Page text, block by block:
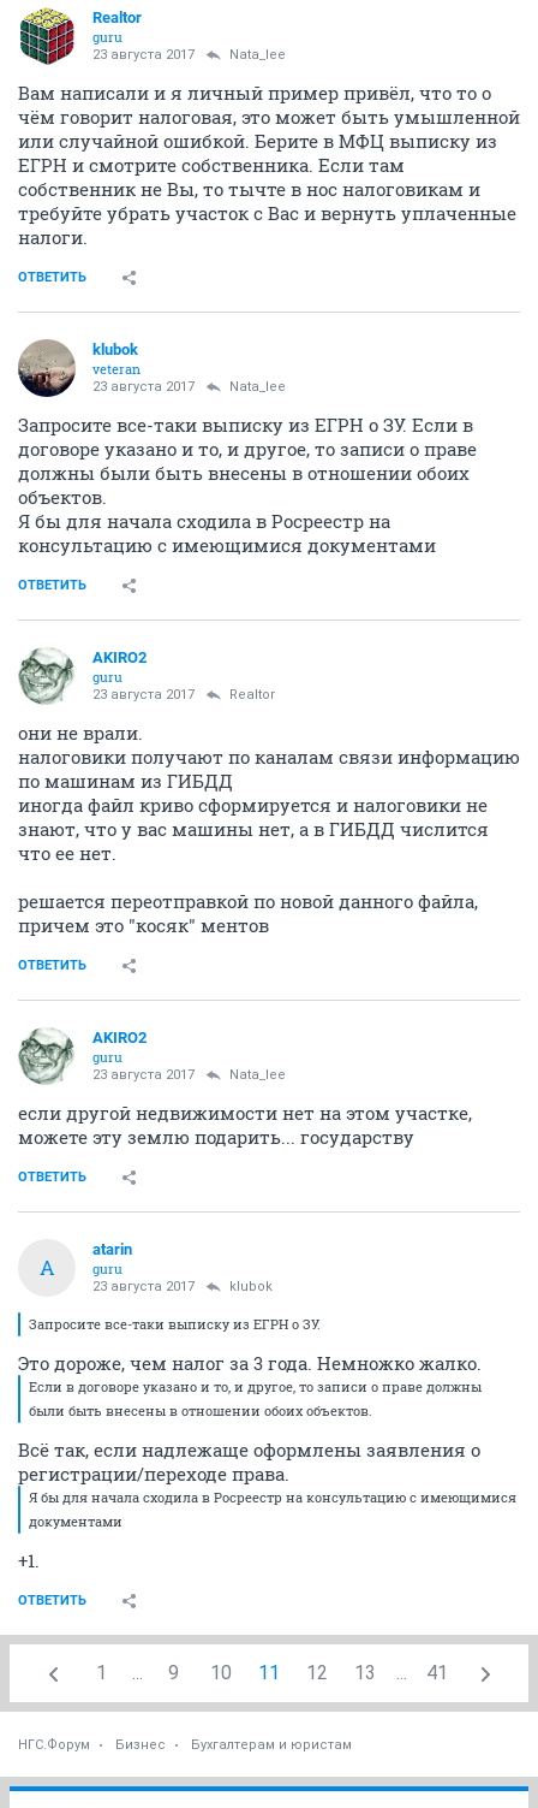
Realtor
guru
23 августа 2017 Nata_lee
Вам написали и я личный пример привёл, что то о
чём говорит налоговая, это может быть умышленной
или случайной ошибкой. Берите в МФЦ выписку из
ЕГРН и смотрите собственника. Если там
собственник не Вы, то тычте в нос налоговикам и
требуйте убрать участок с Вас и вернуть уплаченные
налоги.
ОТВЕТИТЬ
klubok
veteran
23 августа 2017 Nata_lee
Запросите все-таки выписку из ЕГРН о ЗУ. Если в
договоре указано и то, и другое, то записи о праве
должны были быть внесены в отношении обоих
объектов.
Я бы для начала сходила в Росреестр на
консультацию с имеющимися документами
ОТВЕТИТЬ
AKIRO2
guru
23 августа 2017 Realtor
они не врали.
налоговики получают по каналам связи информацию
по машинам из ГИБДД
иногда файл криво сформируется и налоговики не
знают, что у вас машины нет, а в ГИБДД числится
что ее нет.
решается переотправкой по новой данного файла,
причем это "косяк" ментов
ОТВЕТИТЬ
AKIRO2
guru
23 августа 2017 Nata_lee
если другой недвижимости нет на этом участке,
можете эту землю подарить... государству
ОТВЕТИТЬ
A
atarin
guru
23 августа 2017 klubok
Запросите все-таки выписку из ЕГРН о ЗУ.
Это дороже, чем налог за 3 года. Немножко жалко.
Если в договоре указано и то, и другое, то записи о праве должны
были быть внесены в отношении обоих объектов.
Всё так, если надлежаще оформлены заявления о
регистрации/переходе права.
Я бы для начала сходила в Росреестр на консультацию с имеющимися
документами
+1.
ОТВЕТИТЬ
1 ... 9 10 11 12 13 ... 41
НГС.Форум Бизнес Бухгалтерам и юристам